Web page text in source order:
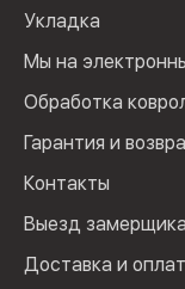
Укладка
Мы на
Обработка
Гарантия и
Контакты
Выезд замерщика
Доставка и